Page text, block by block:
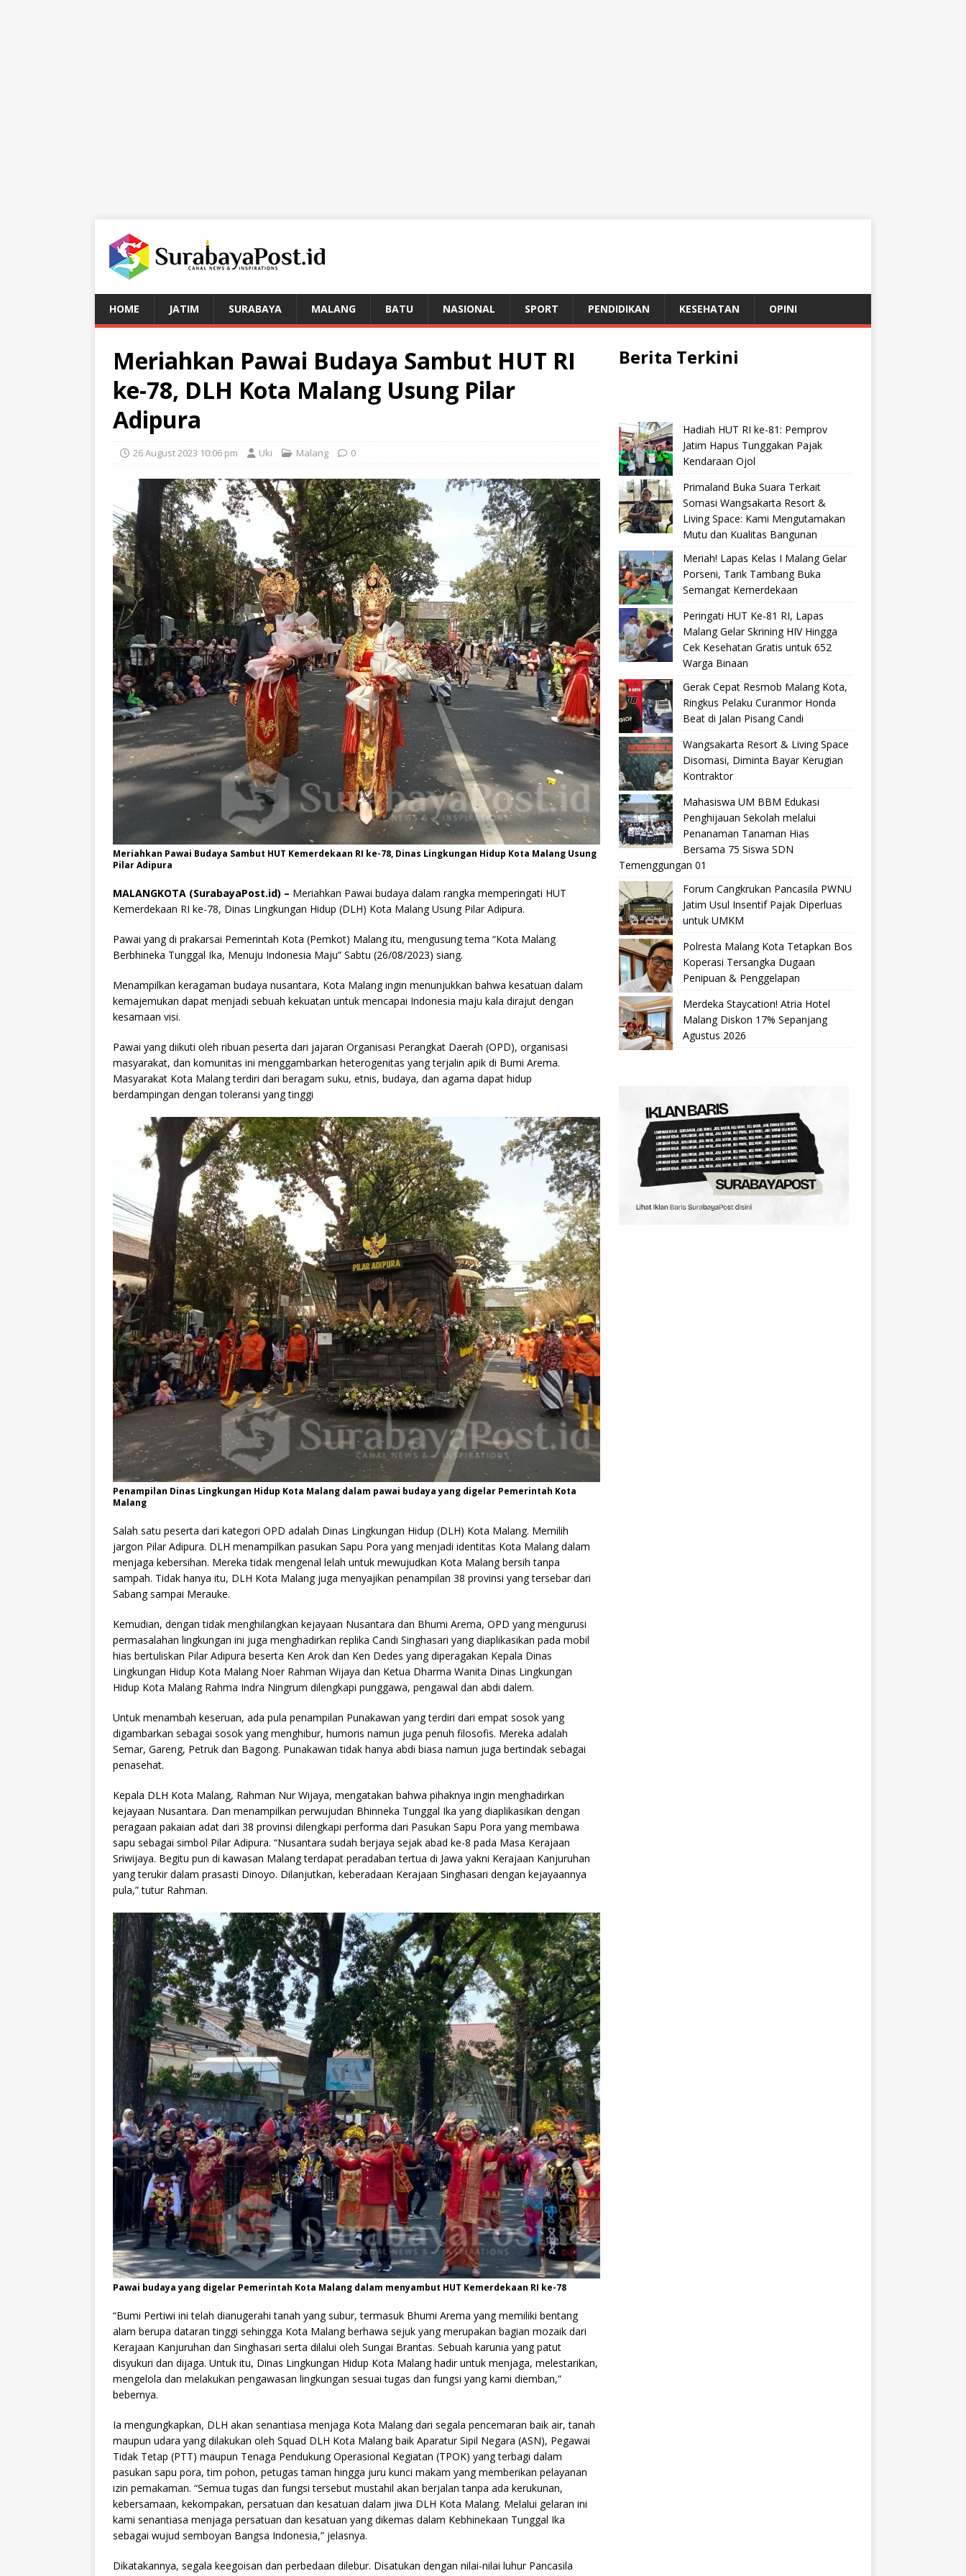
HOME JATIM SURABAYA MALANG BATU NASIONAL SPORT PENDIDIKAN KESEHATAN OPINI
Meriahkan Pawai Budaya Sambut HUT RI
ke-78, DLH Kota Malang Usung Pilar
Adipura
26 August 2023 10:06 pm Uki Malang 0
Meriahkan Pawai Budaya Sambut HUT Kemerdekaan RI ke-78, Dinas Lingkungan Hidup Kota Malang Usung
Pilar Adipura
MALANGKOTA (SurabayaPost.id) – Meriahkan Pawai budaya dalam rangka memperingati HUT
Kemerdekaan RI ke-78, Dinas Lingkungan Hidup (DLH) Kota Malang Usung Pilar Adipura.
Pawai yang di prakarsai Pemerintah Kota (Pemkot) Malang itu, mengusung tema “Kota Malang
Berbhineka Tunggal Ika, Menuju Indonesia Maju” Sabtu (26/08/2023) siang.
Menampilkan keragaman budaya nusantara, Kota Malang ingin menunjukkan bahwa kesatuan dalam
kemajemukan dapat menjadi sebuah kekuatan untuk mencapai Indonesia maju kala dirajut dengan
kesamaan visi.
Pawai yang diikuti oleh ribuan peserta dari jajaran Organisasi Perangkat Daerah (OPD), organisasi
masyarakat, dan komunitas ini menggambarkan heterogenitas yang terjalin apik di Bumi Arema.
Masyarakat Kota Malang terdiri dari beragam suku, etnis, budaya, dan agama dapat hidup
berdampingan dengan toleransi yang tinggi
Penampilan Dinas Lingkungan Hidup Kota Malang dalam pawai budaya yang digelar Pemerintah Kota
Malang
Salah satu peserta dari kategori OPD adalah Dinas Lingkungan Hidup (DLH) Kota Malang. Memilih
jargon Pilar Adipura. DLH menampilkan pasukan Sapu Pora yang menjadi identitas Kota Malang dalam
menjaga kebersihan. Mereka tidak mengenal lelah untuk mewujudkan Kota Malang bersih tanpa
sampah. Tidak hanya itu, DLH Kota Malang juga menyajikan penampilan 38 provinsi yang tersebar dari
Sabang sampai Merauke.
Kemudian, dengan tidak menghilangkan kejayaan Nusantara dan Bhumi Arema, OPD yang mengurusi
permasalahan lingkungan ini juga menghadirkan replika Candi Singhasari yang diaplikasikan pada mobil
hias bertuliskan Pilar Adipura beserta Ken Arok dan Ken Dedes yang diperagakan Kepala Dinas
Lingkungan Hidup Kota Malang Noer Rahman Wijaya dan Ketua Dharma Wanita Dinas Lingkungan
Hidup Kota Malang Rahma Indra Ningrum dilengkapi punggawa, pengawal dan abdi dalem.
Untuk menambah keseruan, ada pula penampilan Punakawan yang terdiri dari empat sosok yang
digambarkan sebagai sosok yang menghibur, humoris namun juga penuh filosofis. Mereka adalah
Semar, Gareng, Petruk dan Bagong. Punakawan tidak hanya abdi biasa namun juga bertindak sebagai
penasehat.
Kepala DLH Kota Malang, Rahman Nur Wijaya, mengatakan bahwa pihaknya ingin menghadirkan
kejayaan Nusantara. Dan menampilkan perwujudan Bhinneka Tunggal Ika yang diaplikasikan dengan
peragaan pakaian adat dari 38 provinsi dilengkapi performa dari Pasukan Sapu Pora yang membawa
sapu sebagai simbol Pilar Adipura. “Nusantara sudah berjaya sejak abad ke-8 pada Masa Kerajaan
Sriwijaya. Begitu pun di kawasan Malang terdapat peradaban tertua di Jawa yakni Kerajaan Kanjuruhan
yang terukir dalam prasasti Dinoyo. Dilanjutkan, keberadaan Kerajaan Singhasari dengan kejayaannya
pula,” tutur Rahman.
Pawai budaya yang digelar Pemerintah Kota Malang dalam menyambut HUT Kemerdekaan RI ke-78
“Bumi Pertiwi ini telah dianugerahi tanah yang subur, termasuk Bhumi Arema yang memiliki bentang
alam berupa dataran tinggi sehingga Kota Malang berhawa sejuk yang merupakan bagian mozaik dari
Kerajaan Kanjuruhan dan Singhasari serta dilalui oleh Sungai Brantas. Sebuah karunia yang patut
disyukuri dan dijaga. Untuk itu, Dinas Lingkungan Hidup Kota Malang hadir untuk menjaga, melestarikan,
mengelola dan melakukan pengawasan lingkungan sesuai tugas dan fungsi yang kami diemban,”
bebernya.
Ia mengungkapkan, DLH akan senantiasa menjaga Kota Malang dari segala pencemaran baik air, tanah
maupun udara yang dilakukan oleh Squad DLH Kota Malang baik Aparatur Sipil Negara (ASN), Pegawai
Tidak Tetap (PTT) maupun Tenaga Pendukung Operasional Kegiatan (TPOK) yang terbagi dalam
pasukan sapu pora, tim pohon, petugas taman hingga juru kunci makam yang memberikan pelayanan
izin pemakaman. “Semua tugas dan fungsi tersebut mustahil akan berjalan tanpa ada kerukunan,
kebersamaan, kekompakan, persatuan dan kesatuan dalam jiwa DLH Kota Malang. Melalui gelaran ini
kami senantiasa menjaga persatuan dan kesatuan yang dikemas dalam Kebhinekaan Tunggal Ika
sebagai wujud semboyan Bangsa Indonesia,” jelasnya.
Dikatakannya, segala keegoisan dan perbedaan dilebur. Disatukan dengan nilai-nilai luhur Pancasila
Berita Terkini
Hadiah HUT RI ke-81: Pemprov
Jatim Hapus Tunggakan Pajak
Kendaraan Ojol
Primaland Buka Suara Terkait
Somasi Wangsakarta Resort &
Living Space: Kami Mengutamakan
Mutu dan Kualitas Bangunan
Meriah! Lapas Kelas I Malang Gelar
Porseni, Tarik Tambang Buka
Semangat Kemerdekaan
Peringati HUT Ke-81 RI, Lapas
Malang Gelar Skrining HIV Hingga
Cek Kesehatan Gratis untuk 652
Warga Binaan
Gerak Cepat Resmob Malang Kota,
Ringkus Pelaku Curanmor Honda
Beat di Jalan Pisang Candi
Wangsakarta Resort & Living Space
Disomasi, Diminta Bayar Kerugian
Kontraktor
Mahasiswa UM BBM Edukasi
Penghijauan Sekolah melalui
Penanaman Tanaman Hias
Bersama 75 Siswa SDN
Temenggungan 01
Forum Cangkrukan Pancasila PWNU
Jatim Usul Insentif Pajak Diperluas
untuk UMKM
Polresta Malang Kota Tetapkan Bos
Koperasi Tersangka Dugaan
Penipuan & Penggelapan
Merdeka Staycation! Atria Hotel
Malang Diskon 17% Sepanjang
Agustus 2026